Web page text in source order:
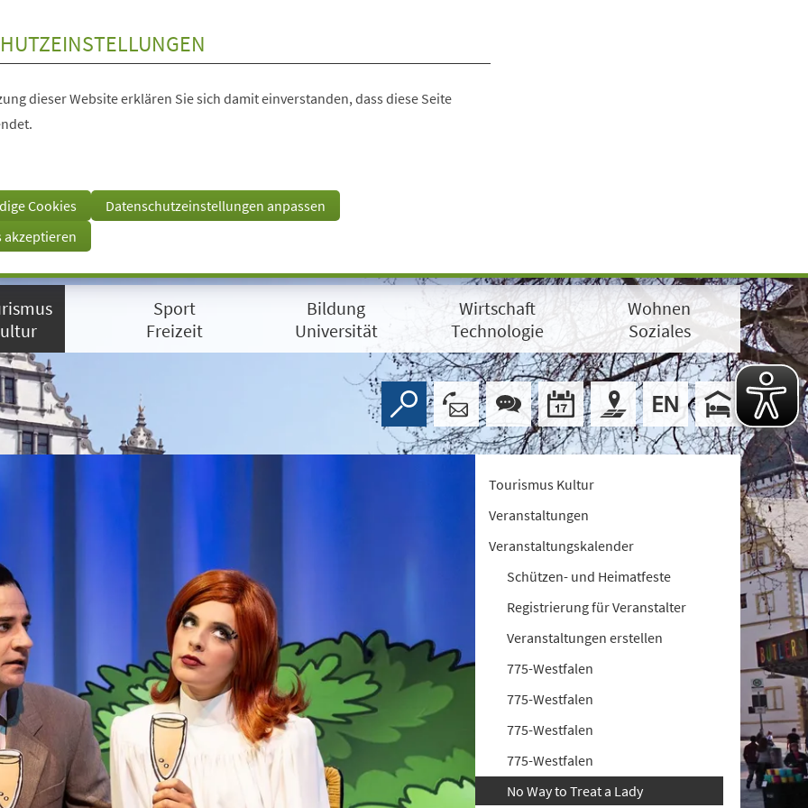
dieser Website erklären Sie sich damit einverstanden, dass diese Seite
Cookies
Datenschutzeinstellungen anpassen
akzeptieren
Sport
Freizeit
Bildung
Universität
Wirtschaft
Technologie
Wohnen
Soziales
Tourismus Kultur
Veranstaltungen
Veranstaltungskalender
Schützen- und Heimatfeste
Registrierung für Veranstalter
Veranstaltungen erstellen
775-Westfalen
775-Westfalen
775-Westfalen
775-Westfalen
No Way to Treat a Lady